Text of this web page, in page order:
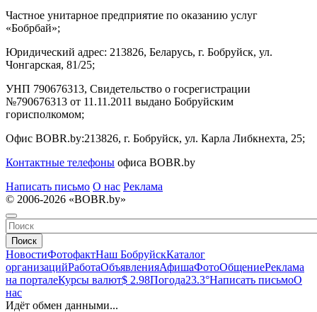
Частное унитарное предприятие по оказанию услуг
«Бобрбай»;
Юридический адрес: 213826, Беларусь, г. Бобруйск, ул.
Чонгарская, 81/25;
УНП 790676313, Свидетельство о госрегистрации
№790676313 от 11.11.2011 выдано Бобруйским
горисполкомом;
Офис BOBR.by:213826, г. Бобруйск, ул. Карла Либкнехта, 25;
Контактные телефоны офиса BOBR.by
Написать письмо О нас Реклама
© 2006-2026 «BOBR.by»
Поиск
НовостиФотофактНаш БобруйскКаталог
организацийРаботаОбъявленияАфишаФотоОбщениеРеклама
на порталеКурсы валют$ 2.98Погода23.3°Написать письмоО
нас
Идёт обмен данными...